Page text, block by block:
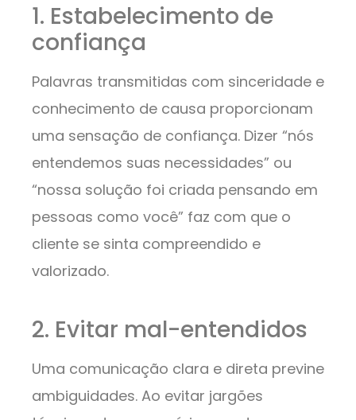
1. Estabelecimento de
confiança
Palavras transmitidas com sinceridade e
conhecimento de causa proporcionam
uma sensação de confiança. Dizer “nós
entendemos suas necessidades” ou
“nossa solução foi criada pensando em
pessoas como você” faz com que o
cliente se sinta compreendido e
valorizado.
2. Evitar mal-entendidos
Uma comunicação clara e direta previne
ambiguidades. Ao evitar jargões